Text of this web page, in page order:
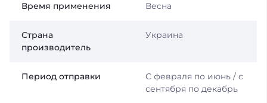
Время применения Весна
Страна
производитель
Украина
Период отправки
С февраля по июнь / с
сентября по декабрь